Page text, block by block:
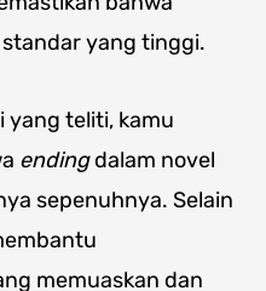
yang tinggi.
yang teliti, kamu
endingdalam novel
sepenuhnya. Selain
memuaskan dan